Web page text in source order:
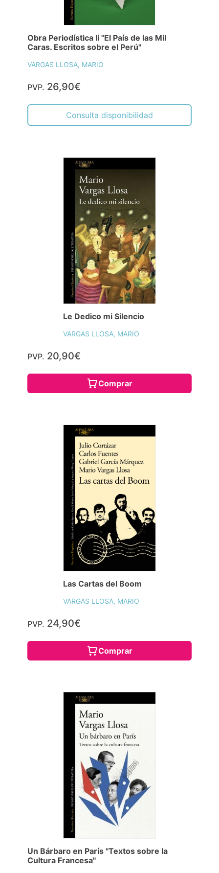
Obra Periodística Ii "El País de las Mil
Caras. Escritos sobre el Perú"
VARGAS LLOSA, MARIO
PVP. 26,90€
Consulta disponibilidad
Le Dedico mi Silencio
VARGAS LLOSA, MARIO
PVP. 20,90€
Comprar
Las Cartas del Boom
VARGAS LLOSA, MARIO
PVP. 24,90€
Comprar
Un Bárbaro en París "Textos sobre la
Cultura Francesa"